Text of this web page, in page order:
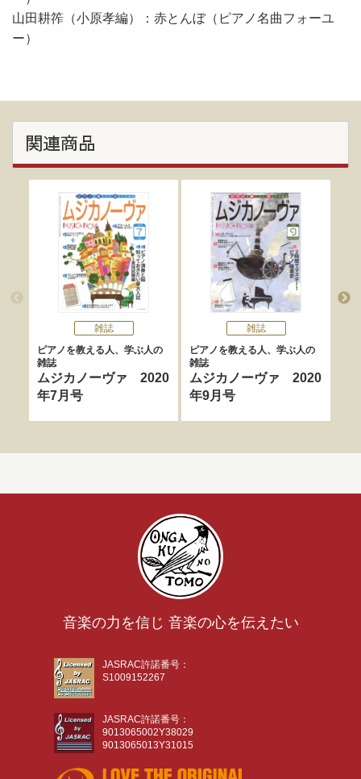
山田耕筰（小原孝編）：赤とんぼ（ピアノ名曲フォーユ
ー）
関連商品
雑誌
ピアノを教える人、学ぶ人の
雑誌
ムジカノーヴァ 2020
年7月号
雑誌
ピアノを教える人、学ぶ人の
雑誌
ムジカノーヴァ 2020
年9月号
音楽の力を信じ 音楽の心を伝えたい
JASRAC許諾番号：
S1009152267
JASRAC許諾番号：
9013065002Y38029
9013065013Y31015